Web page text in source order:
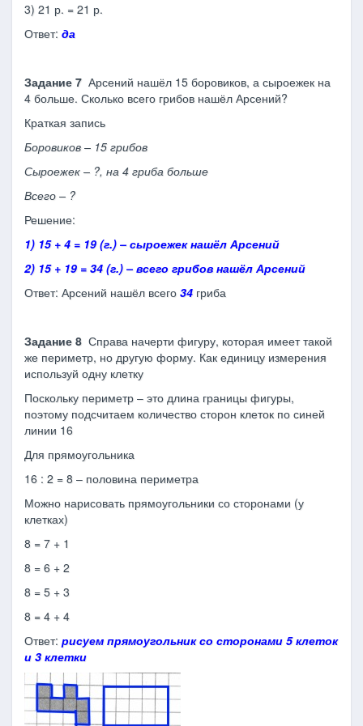
3) 21 р. = 21 р.
Ответ: да
Задание 7 Арсений нашёл 15 боровиков, а сыроежек на
4 больше. Сколько всего грибов нашёл Арсений?
Краткая запись
Боровиков – 15 грибов
Сыроежек – ?, на 4 гриба больше
Всего – ?
Решение:
1) 15 + 4 = 19 (г.) – сыроежек нашёл Арсений
2) 15 + 19 = 34 (г.) – всего грибов нашёл Арсений
Ответ: Арсений нашёл всего 34 гриба
Задание 8 Справа начерти фигуру, которая имеет такой
же периметр, но другую форму. Как единицу измерения
используй одну клетку
Поскольку периметр – это длина границы фигуры,
поэтому подсчитаем количество сторон клеток по синей
линии 16
Для прямоугольника
16 : 2 = 8 – половина периметра
Можно нарисовать прямоугольники со сторонами (у
клетках)
8 = 7 + 1
8 = 6 + 2
8 = 5 + 3
8 = 4 + 4
Ответ: рисуем прямоугольник со сторонами 5 клеток
и 3 клетки